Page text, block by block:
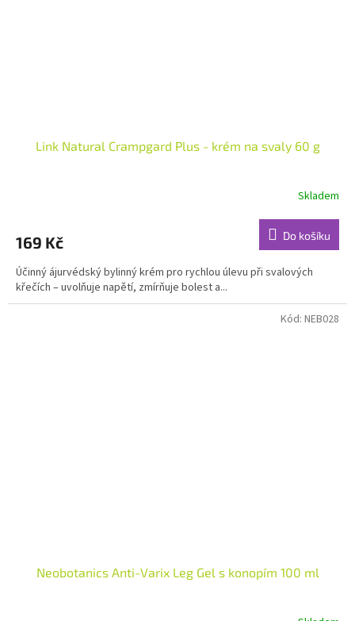
Link Natural Crampgard Plus - krém na svaly 60 g
je
z
5
hvězdiček.
Skladem
169 Kč Do košíku
Účinný ájurvédský bylinný krém pro rychlou úlevu při svalových
křečích – uvolňuje napětí, zmírňuje bolest a...
Neobotanics Anti-Varix Leg Gel s konopím 100 ml
Kód: NEB028